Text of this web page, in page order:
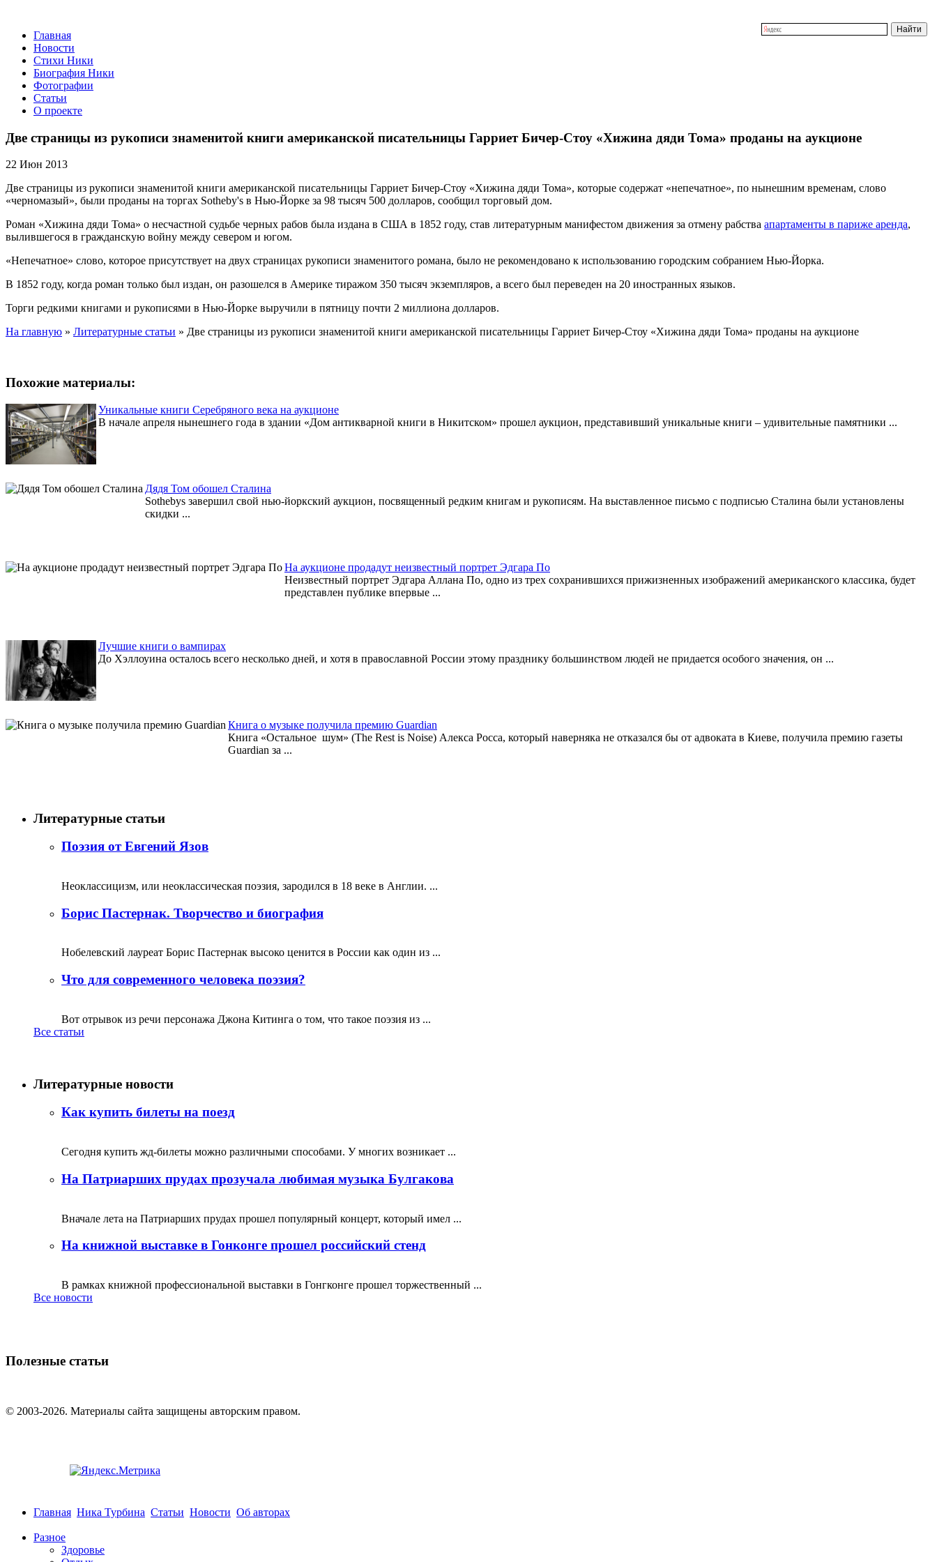
Главная
Новости
Стихи Ники
Биография Ники
Фотографии
Статьи
О проекте
Две страницы из рукописи знаменитой книги американской писательницы Гарриет Бичер-Стоу «Хижина дяди Тома» проданы на аукционе
22 Июн 2013
Две страницы из рукописи знаменитой книги американской писательницы Гарриет Бичер-Стоу «Хижина дяди Тома», которые содержат «непечатное», по нынешним временам, слово
«черномазый», были проданы на торгах Sotheby's в Нью-Йорке за 98 тысяч 500 долларов, сообщил торговый дом.
Роман «Хижина дяди Тома» о несчастной судьбе черных рабов была издана в США в 1852 году, став литературным манифестом движения за отмену рабства апартаменты в париже аренда,
вылившегося в гражданскую войну между севером и югом.
«Непечатное» слово, которое присутствует на двух страницах рукописи знаменитого романа, было не рекомендовано к использованию городским собранием Нью-Йорка.
В 1852 году, когда роман только был издан, он разошелся в Америке тиражом 350 тысяч экземпляров, а всего был переведен на 20 иностранных языков.
Торги редкими книгами и рукописями в Нью-Йорке выручили в пятницу почти 2 миллиона долларов.
На главную » Литературные статьи » Две страницы из рукописи знаменитой книги американской писательницы Гарриет Бичер-Стоу «Хижина дяди Тома» проданы на аукционе
Похожие материалы:
Уникальные книги Серебряного века на аукционе
В начале апреля нынешнего года в здании «Дом антикварной книги в Никитском» прошел аукцион, представивший уникальные книги – удивительные памятники ...
Дядя Том обошел Сталина
Sothebys завершил свой нью-йоркский аукцион, посвященный редким книгам и рукописям. На выставленное письмо с подписью Сталина были установлены
скидки ...
На аукционе продадут неизвестный портрет Эдгара По
Неизвестный портрет Эдгара Аллана По, одно из трех сохранившихся прижизненных изображений американского классика, будет
представлен публике впервые ...
Лучшие книги о вампирах
До Хэллоуина осталось всего несколько дней, и хотя в православной России этому празднику большинством людей не придается особого значения, он ...
Книга о музыке получила премию Guardian
Книга «Остальное шум» (The Rest is Noise) Алекса Росса, который наверняка не отказался бы от адвоката в Киеве, получила премию газеты
Guardian за ...
Литературные статьи
Поэзия от Евгений Язов
Неоклассицизм, или неоклассическая поэзия, зародился в 18 веке в Англии. ...
Борис Пастернак. Творчество и биография
Нобелевский лауреат Борис Пастернак высоко ценится в России как один из ...
Что для современного человека поэзия?
Вот отрывок из речи персонажа Джона Китинга о том, что такое поэзия из ...
Все статьи
Литературные новости
Как купить билеты на поезд
Сегодня купить жд-билеты можно различными способами. У многих возникает ...
На Патриарших прудах прозучала любимая музыка Булгакова
Вначале лета на Патриарших прудах прошел популярный концерт, который имел ...
На книжной выставке в Гонконге прошел российский стенд
В рамках книжной профессиональной выставки в Гонгконге прошел торжественный ...
Все новости
Полезные статьи
© 2003-2026. Материалы сайта защищены авторским правом.
Главная Ника Турбина Статьи Новости Об авторах
Разное
Здоровье